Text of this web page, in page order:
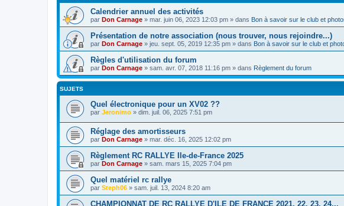
Calendrier annuel des activités
par Don Carnage » mar. juin 06, 2023 12:03 pm » dans Bon à savoir sur le club et
Présentation de notre association (nous trouver, nous rejoindre...)
par Don Carnage » jeu. sept. 05, 2019 12:35 pm » dans Bon à savoir sur le club et
Règles d'utilisation du forum
par Don Carnage » sam. avr. 07, 2018 11:16 pm » dans Règlement du forum
SUJETS
Quel électronique pour un XV02 ??
par Jeronimo » dim. juil. 06, 2025 7:51 pm
Réglage des amortisseurs
par Don Carnage » mar. déc. 16, 2025 12:02 pm
Règlement RC RALLYE Ile-de-France 2025
par Don Carnage » sam. mars 15, 2025 7:04 pm
Quel matériel rc rallye
par Steph06 » sam. juil. 13, 2024 8:20 am
CHAMPIONNAT DE RC RALLYE D'ILE DE FRANCE 2021, 22, 23, 24...